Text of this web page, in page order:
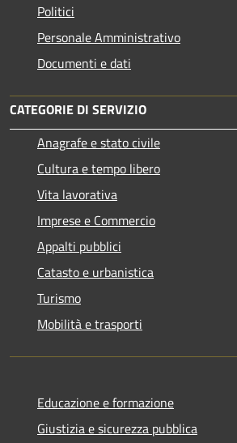
Politici
Personale Amministrativo
Documenti e dati
CATEGORIE DI SERVIZIO
Anagrafe e stato civile
Cultura e tempo libero
Vita lavorativa
Imprese e Commercio
Appalti pubblici
Catasto e urbanistica
Turismo
Mobilità e trasporti
Educazione e formazione
Giustizia e sicurezza pubblica